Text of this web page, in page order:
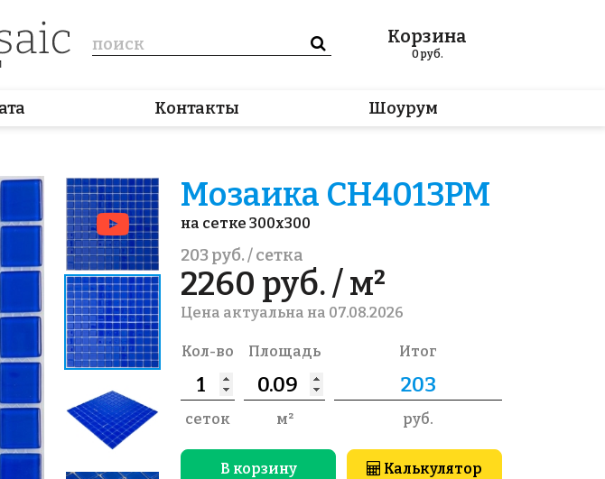
Корзина
0руб.
Контакты Шоурум
Мозаика CH4013PM
на сетке 300x300
203 руб. / сетка
2260 руб. / м²
Цена актуальна на 07.08.2026
Кол-во
сеток
Площадь
м²
Итог
руб.
В корзину Калькулятор